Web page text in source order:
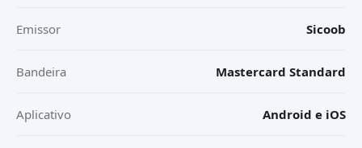
Emissor Sicoob
Bandeira Mastercard Standard
Aplicativo Android e iOS